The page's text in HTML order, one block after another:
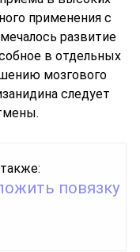
применения с
развитие
в отдельных
мозгового
следует
повязку